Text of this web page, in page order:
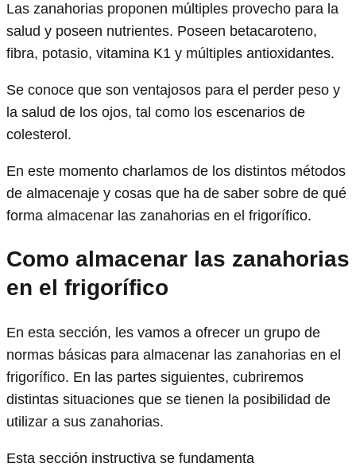
Las zanahorias proponen múltiples provecho para la
salud y poseen nutrientes. Poseen betacaroteno,
fibra, potasio, vitamina K1 y múltiples antioxidantes.
Se conoce que son ventajosos para el perder peso y
la salud de los ojos, tal como los escenarios de
colesterol.
En este momento charlamos de los distintos métodos
de almacenaje y cosas que ha de saber sobre de qué
forma almacenar las zanahorias en el frigorífico.
Como almacenar las zanahorias
en el frigorífico
En esta sección, les vamos a ofrecer un grupo de
normas básicas para almacenar las zanahorias en el
frigorífico. En las partes siguientes, cubriremos
distintas situaciones que se tienen la posibilidad de
utilizar a sus zanahorias.
Esta sección instructiva se fundamenta